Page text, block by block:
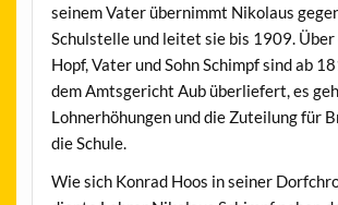
seinem Vater übernimmt Nikolaus
Schulstelle und leitet sie bis 1909.
Hopf, Vater und Sohn Schimpf sind ab
dem Amtsgericht Aub überliefert, es
Lohnerhöhungen und die Zuteilung für
die Schule.
Wie sich Konrad Hoos in seiner